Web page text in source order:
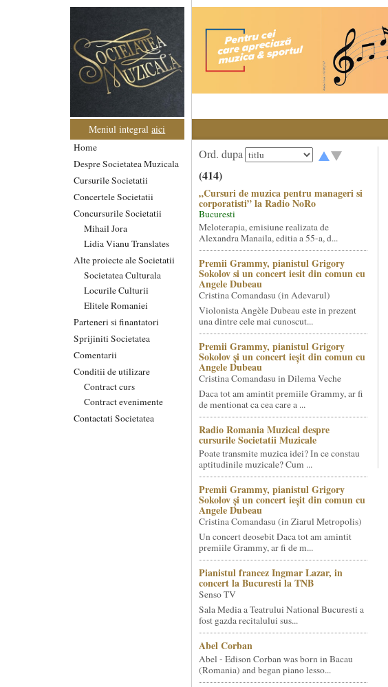
Meniul integralaici
Home
Despre Societatea Muzicala
Cursurile Societatii
Concertele Societatii
Concursurile Societatii
Mihail Jora
Lidia Vianu Translates
Alte proiecte ale Societatii
Societatea Culturala
Locurile Culturii
Elitele Romaniei
Parteneri si finantatori
Sprijiniti Societatea
Comentarii
Conditii de utilizare
Contract curs
Contract evenimente
Contactati Societatea
Ord. dupa
(414)
„Cursuri de muzica pentru manageri si
corporatisti” la Radio NoRo
Bucuresti
Meloterapia, emisiune realizata de
Alexandra Manaila, editia a 55-a, d...
Premii Grammy, pianistul Grigory
Sokolov si un concert iesit din comun cu
Angele Dubeau
Cristina Comandasu (in Adevarul)
Violonista Angèle Dubeau este in prezent
una dintre cele mai cunoscut...
Premii Grammy, pianistul Grigory
Sokolov și un concert ieșit din comun cu
Angele Dubeau
Cristina Comandasu in Dilema Veche
Daca tot am amintit premiile Grammy, ar fi
de mentionat ca cea care a ...
Radio Romania Muzical despre
cursurile Societatii Muzicale
Poate transmite muzica idei? In ce constau
aptitudinile muzicale? Cum ...
Premii Grammy, pianistul Grigory
Sokolov și un concert ieșit din comun cu
Angele Dubeau
Cristina Comandasu (in Ziarul Metropolis)
Un concert deosebit Daca tot am amintit
premiile Grammy, ar fi de m...
Pianistul francez Ingmar Lazar, in
concert la Bucuresti la TNB
Senso TV
Sala Media a Teatrului National Bucuresti a
fost gazda recitalului sus...
Abel Corban
Abel - Edison Corban was born in Bacau
(Romania) and began piano lesso...